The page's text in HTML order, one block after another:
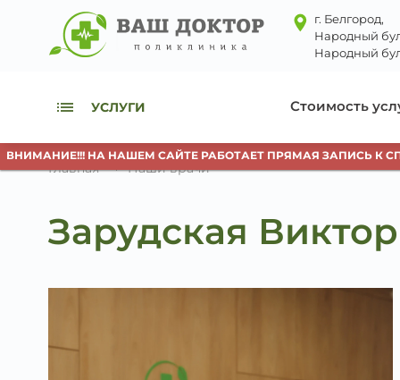
г. Белгород,
Народный
Народный
УСЛУГИ Стоимость
НА НАШЕМ САЙТЕ РАБОТАЕТ ПРЯМАЯ ЗАПИСЬ К
Главная Наши врачи
Зарудская